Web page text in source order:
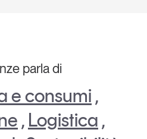
parla di
e consumi ,
, Logistica ,